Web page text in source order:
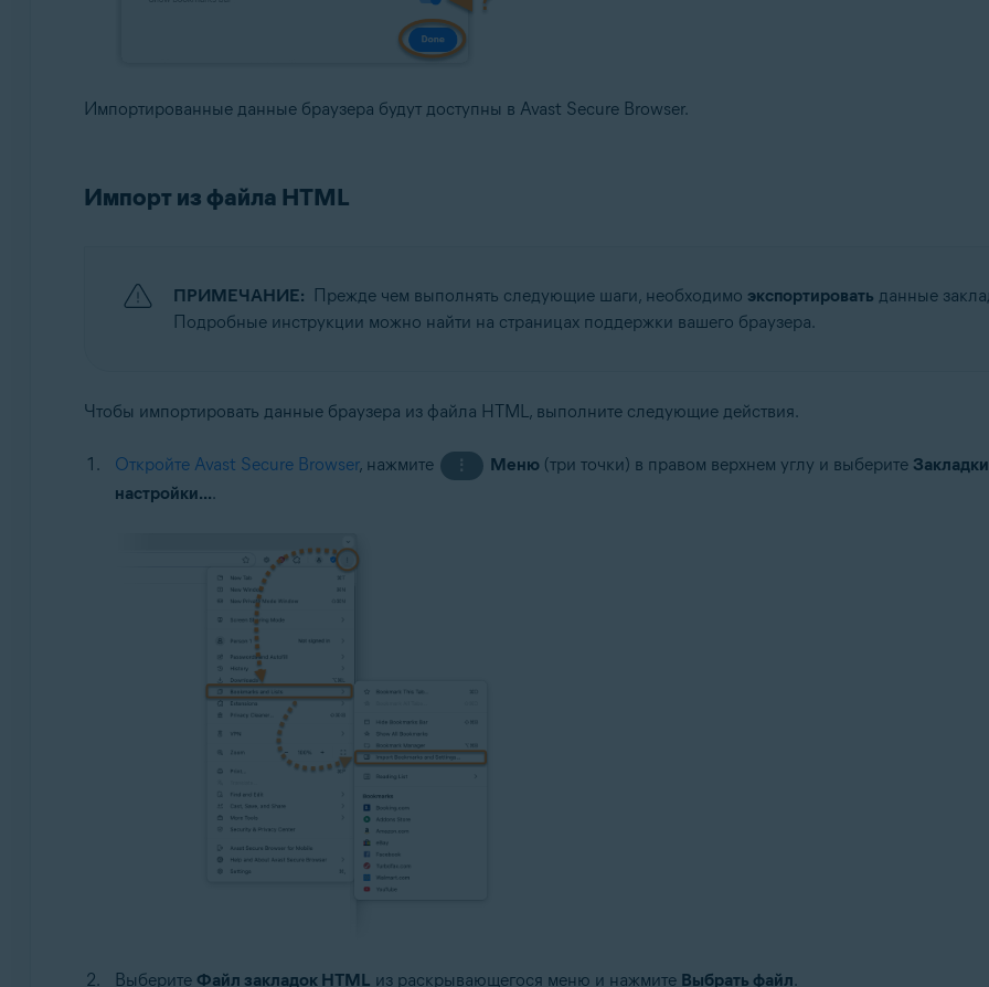
Импортированные данные браузера будут доступны в Avast Secure Browser.
Импорт из файла HTML
ПРИМЕЧАНИЕ: Прежде чем выполнять следующие шаги, необходимо экспортировать данные
Подробные инструкции можно найти на страницах поддержки вашего браузера.
Чтобы импортировать данные браузера из файла HTML, выполните следующие действия.
Откройте Avast Secure Browser, нажмите ⋮ Меню (три точки) в правом верхнем углу и выберите
настройки....
Выберите Файл закладок HTML из раскрывающегося меню и нажмите Выбрать файл.